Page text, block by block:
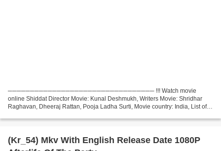
───────────────────────────────── !!! Watch movie
online Shiddat Director Movie: Kunal Deshmukh, Writers Movie: Shridhar
Raghavan, Dheeraj Rattan, Pooja Ladha Surti, Movie country: India, List of
(Kr_54) Mkv With English Release Date 1080P